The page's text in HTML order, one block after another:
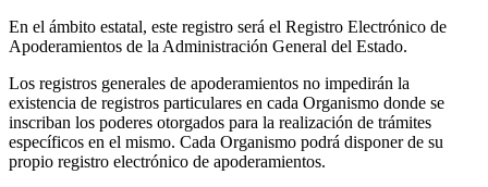
En el ámbito estatal, este registro será el Registro Electrónico de
Apoderamientos de la Administración General del Estado.
Los registros generales de apoderamientos no impedirán la
existencia de registros particulares en cada Organismo donde se
inscriban los poderes otorgados para la realización de trámites
específicos en el mismo. Cada Organismo podrá disponer de su
propio registro electrónico de apoderamientos.